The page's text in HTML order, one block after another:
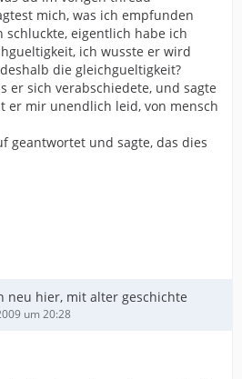
mich, was ich empfunden
eigentlich habe ich
ich wusste er wird
die gleichgueltigkeit?
er sich verabschiedete, und sagte
er mir unendlich leid, von mensch
geantwortet und sagte, das dies
neu hier, mit alter geschichte
um 20:28